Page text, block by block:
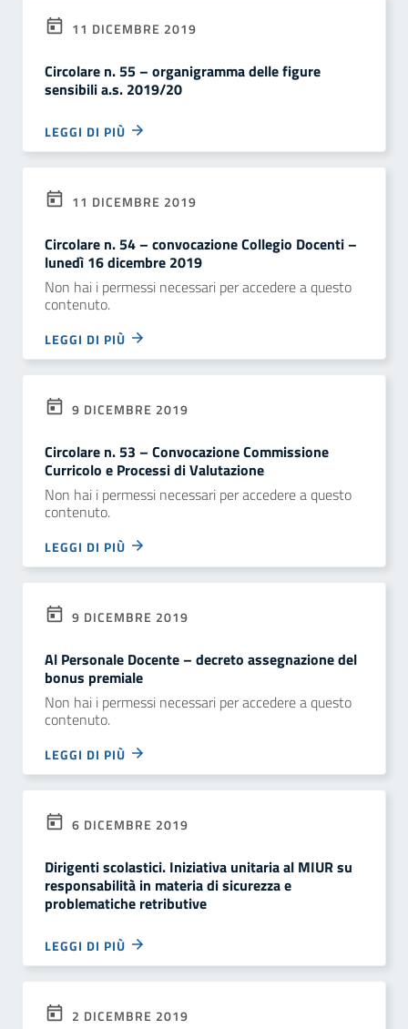
11 DICEMBRE 2019
Circolare n. 55 – organigramma delle figure
sensibili a.s. 2019/20
LEGGI DI PIÙ
11 DICEMBRE 2019
Circolare n. 54 – convocazione Collegio Docenti –
lunedì 16 dicembre 2019
Non hai i permessi necessari per accedere a questo
contenuto.
LEGGI DI PIÙ
9 DICEMBRE 2019
Circolare n. 53 – Convocazione Commissione
Curricolo e Processi di Valutazione
Non hai i permessi necessari per accedere a questo
contenuto.
LEGGI DI PIÙ
9 DICEMBRE 2019
Al Personale Docente – decreto assegnazione del
bonus premiale
Non hai i permessi necessari per accedere a questo
contenuto.
LEGGI DI PIÙ
6 DICEMBRE 2019
Dirigenti scolastici. Iniziativa unitaria al MIUR su
responsabilità in materia di sicurezza e
problematiche retributive
LEGGI DI PIÙ
2 DICEMBRE 2019